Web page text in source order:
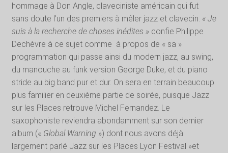
hommage à Don Angle, claveciniste américain qui fut
sans doute l’un des premiers à mêler jazz et clavecin. « Je
suis à la recherche de choses inédites » confie Philippe
Dechèvre à ce sujet comme à propos de « sa »
programmation qui passe ainsi du modern jazz, au swing,
du manouche au funk version George Duke, et du piano
stride au big band pur et dur. On sera en terrain beaucoup
plus familier en deuxième partie de soirée, puisque Jazz
sur les Places retrouve Michel Fernandez. Le
saxophoniste reviendra abondamment sur son dernier
album (« Global Warning ») dont nous avons déjà
largement parlé Jazz sur les Places Lyon Festival »et